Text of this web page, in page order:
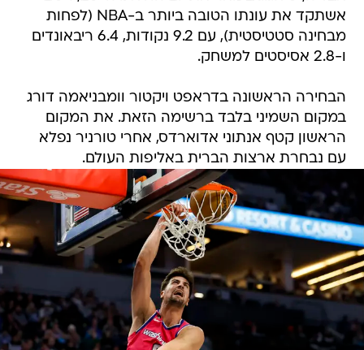
אשתקד את עונתו הטובה ביותר ב-NBA (לפחות
מבחינה סטטיסטית), עם 9.2 נקודות, 6.4 ריבאונדים
ו-2.8 אסיסטים למשחק.
הבחירה הראשונה בדראפט ויקטור וומבניאמה דורג
במקום השמיני בלבד ברשימה הזאת. את המקום
הראשון קטף אנתוני אדוארדס, אחרי טורניר נפלא
עם נבחרת ארצות הברית באליפות העולם.